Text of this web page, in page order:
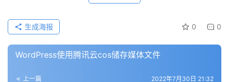
0 0
生成海报
WordPress使用腾讯云cos储存媒体文件
上一篇 2022年7月30日 21:32